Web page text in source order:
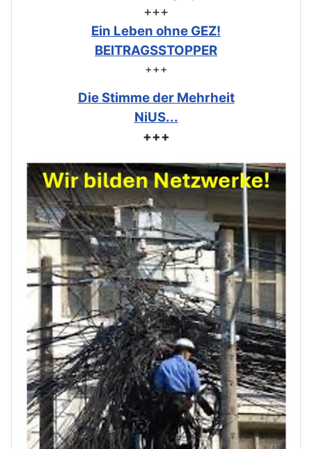
+++
Ein Leben ohne GEZ!
BEITRAGSSTOPPER
+++
Die Stimme der Mehrheit
NiUS...
+++